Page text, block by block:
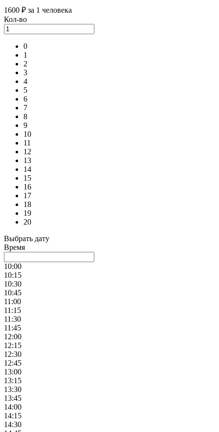
1600 ₽ за 1 человека
Кол-во
0
1
2
3
4
5
6
7
8
9
10
11
12
13
14
15
16
17
18
19
20
Выбрать дату
Время
10:00
10:15
10:30
10:45
11:00
11:15
11:30
11:45
12:00
12:15
12:30
12:45
13:00
13:15
13:30
13:45
14:00
14:15
14:30